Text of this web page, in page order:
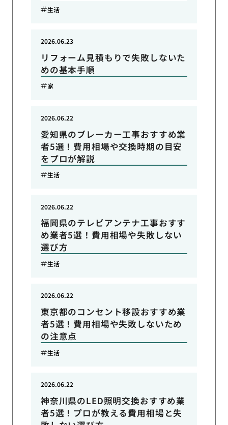
生活
リフォーム見積もりで失敗しないた
めの基本手順
2026.06.23
家
愛知県のブレーカー工事おすすめ業
者5選！費用相場や交換時期の目安
をプロが解説
2026.06.22
生活
福岡県のテレビアンテナ工事おすす
め業者5選！費用相場や失敗しない
選び方
2026.06.22
生活
東京都のコンセント移設おすすめ業
者5選！費用相場や失敗しないため
の注意点
2026.06.22
生活
神奈川県のLED照明交換おすすめ業
者5選！プロが教える費用相場と失
2026.06.22